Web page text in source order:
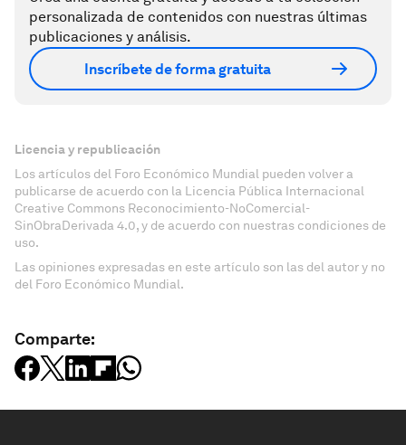
personalizada de contenidos con nuestras últimas
publicaciones y análisis.
Inscríbete de forma gratuita
Licencia y republicación
Los artículos del Foro Económico Mundial pueden volver a
publicarse de acuerdo con la Licencia Pública Internacional
Creative Commons Reconocimiento-NoComercial-
SinObraDerivada 4.0, y de acuerdo con nuestras condiciones de
uso.
Las opiniones expresadas en este artículo son las del autor y no
del Foro Económico Mundial.
Comparte: